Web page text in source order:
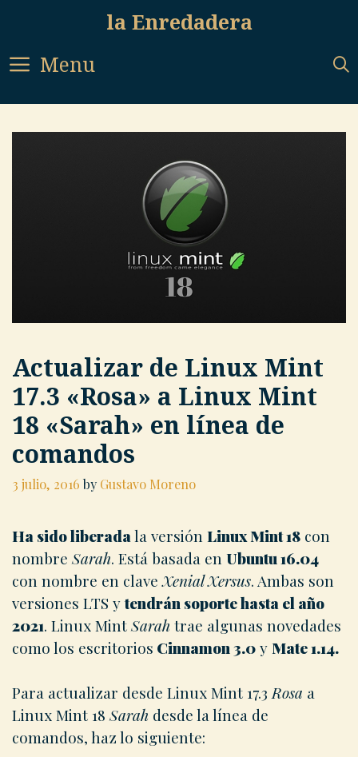
content
la Enredadera
Menu
Actualizar de Linux Mint
17.3 «Rosa» a Linux Mint
18 «Sarah» en línea de
comandos
3 julio, 2016 by Gustavo Moreno
Ha sido liberadala versión Linux Mint 18 con
nombre Sarah. Está basada en Ubuntu 16.04
con nombre en claveXenial Xersus. Ambas son
versiones LTS ytendrán soporte hasta el año
2021. Linux MintSarah trae algunas novedades
como los escritorios Cinnamon 3.0yMate 1.14.
Para actualizar desde Linux Mint 17.3Rosa a
Linux Mint 18Sarah desde la línea de
comandos, haz lo siguiente: